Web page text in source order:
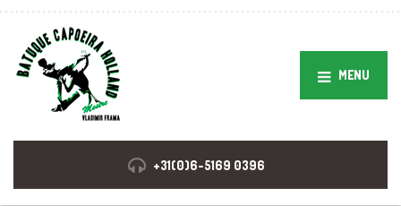
MENU
+31(0)6-5169 0396